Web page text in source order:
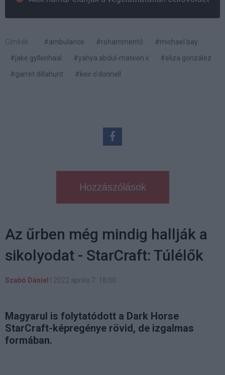
Címkék: #ambulance #rohammentő
#michael bay
#jake gyllenhaal
#yahya abdul-mateen ii
#eliza gonzález
#garret dillahunt
#keir o'donnell
Hozzászólások
Az űrben még mindig hallják a
sikolyodat - StarCraft: Túlélők
Szabó Dániel 2022 április 7. 18:00
Magyarul is folytatódott a Dark Horse
StarCraft-képregénye rövid, de izgalmas
formában.